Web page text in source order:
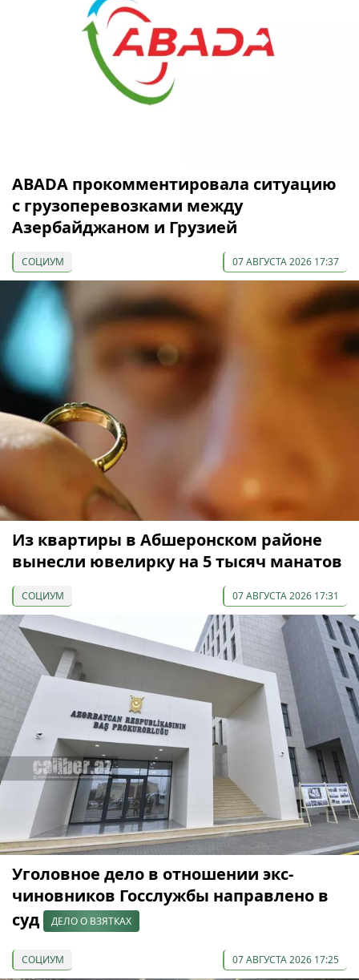
ABADA прокомментировала ситуацию
с грузоперевозками между
Азербайджаном и Грузией
СОЦИУМ 07 АВГУСТА 2026 17:37
Из квартиры в Абшеронском районе
вынесли ювелирку на 5 тысяч манатов
СОЦИУМ 07 АВГУСТА 2026 17:31
Уголовное дело в отношении экс-
чиновников Госслужбы направлено в
суд
ДЕЛО О ВЗЯТКАХ
СОЦИУМ 07 АВГУСТА 2026 17:25